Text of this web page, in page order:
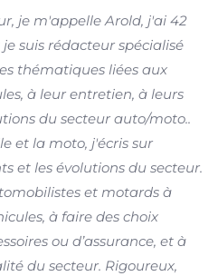
je m'appelle Arold, j'ai 42
suis rédacteur spécialisé
thématiques liées aux
à leur entretien, à leurs
du secteur auto/moto..
et la moto, j'écris sur
et les évolutions du secteur.
et motards à
à faire des choix
ou d’assurance, et à
du secteur. Rigoureux,